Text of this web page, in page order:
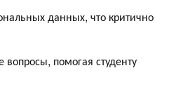
данных, что критично
помогая студенту